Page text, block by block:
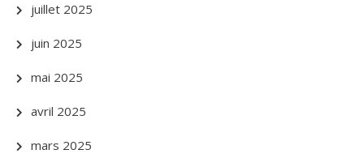
juillet 2025
juin 2025
mai 2025
avril 2025
mars 2025